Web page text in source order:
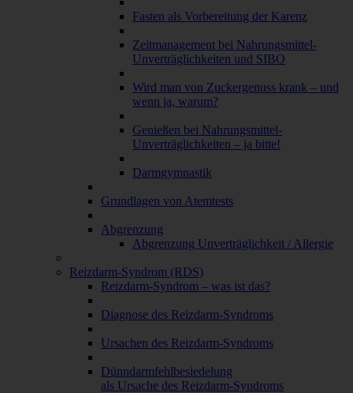
Fasten als Vorbereitung der Karenz
Zeitmanagement bei Nahrungsmittel-
Unverträglichkeiten und SIBO
Wird man von Zuckergenuss krank – und
wenn ja, warum?
Genießen bei Nahrungsmittel-
Unverträglichkeiten – ja bitte!
Darmgymnastik
Grundlagen von Atemtests
Abgrenzung
Abgrenzung Unverträglichkeit / Allergie
Reizdarm-Syndrom (RDS)
Reizdarm-Syndrom – was ist das?
Diagnose des Reizdarm-Syndroms
Ursachen des Reizdarm-Syndroms
Dünndarmfehlbesiedelung
als Ursache des Reizdarm-Syndroms